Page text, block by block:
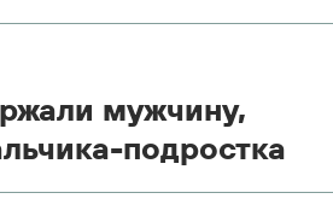
мужчину,
подростка